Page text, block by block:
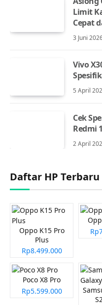
Limit
Cepat
3 Juni
Vivo
5 April
Cek
Redmi
2 April
Daftar HP Terbaru
Oppo K15 Pro
Plus
Rp8.499.000
Poco X8 Pro
Rp5.599.000